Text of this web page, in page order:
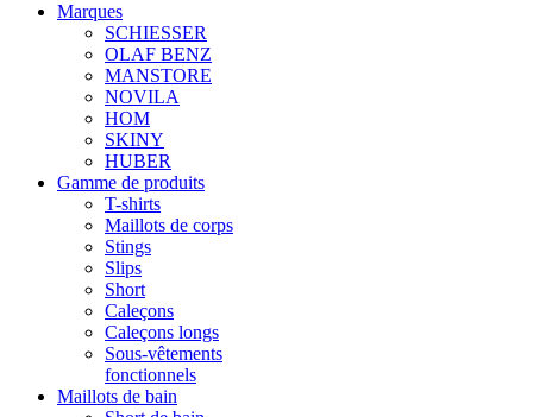
Marques
SCHIESSER
OLAF BENZ
MANSTORE
NOVILA
HOM
SKINY
HUBER
Gamme de produits
T-shirts
Maillots de corps
Stings
Slips
Short
Caleçons
Caleçons longs
Sous-vêtements
fonctionnels
Maillots de bain